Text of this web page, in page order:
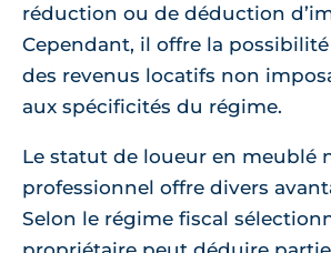
réduction ou de déduction
Cependant, il offre la
des revenus locatifs non
aux spécificités du régime.
Le statut de loueur en meublé
professionnel offre divers
Selon le régime fiscal